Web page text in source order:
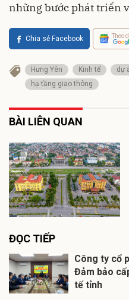
những bước phát triển
Chia sẻ Facebook Theo
Hưng Yên Kinh tế
dự
hạ tầng giao thông
BÀI LIÊN QUAN
ĐỌC TIẾP
Công ty cổ
Đảm bảo
tế tỉnh